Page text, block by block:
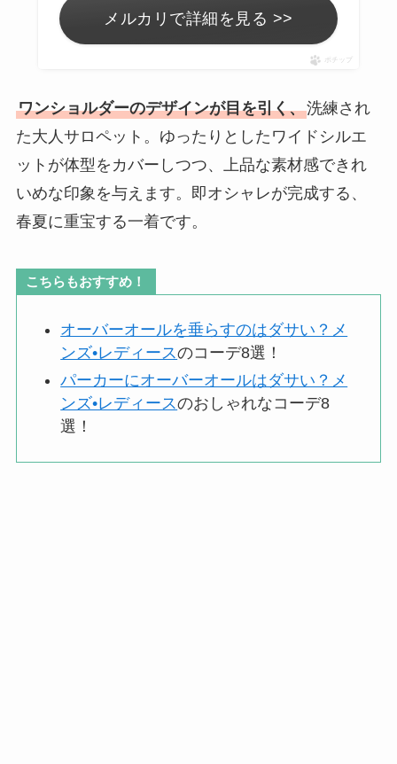
メルカリで詳細を見る >>
ポチップ
ワンショルダーのデザインが目を引く、洗練され
た大人サロペット。ゆったりとしたワイドシルエ
ットが体型をカバーしつつ、上品な素材感できれ
いめな印象を与えます。即オシャレが完成する、
春夏に重宝する一着です。
こちらもおすすめ！
オーバーオールを垂らすのはダサい？メ
ンズ•レディースのコーデ8選！
パーカーにオーバーオールはダサい？メ
ンズ•レディースのおしゃれなコーデ8
選！